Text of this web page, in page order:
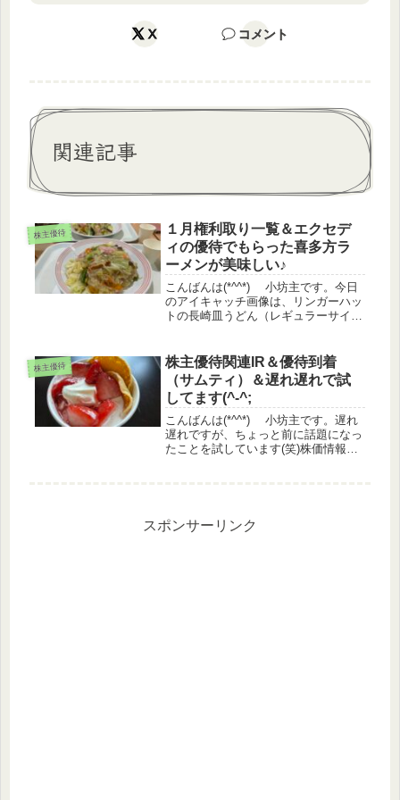
X コメント
関連記事
株主優待
１月権利取り一覧＆エクセデ
ィの優待でもらった喜多方ラ
ーメンが美味しい♪
こんばんは(*^^*) 小坊主です。今日
のアイキャッチ画像は、リンガーハッ
トの長崎皿うどん（レギュラーサイ
しかったですが……お腹いっぱいで、
デブまっしぐらです(^-^;...
株主優待
株主優待関連IR＆優待到着
（サムティ）＆遅れ遅れで試
してます(^-^;
こんばんは(*^^*) 小坊主です。遅れ
遅れですが、ちょっと前に話題になっ
たことを試しています(笑)株価情報日
スポンサーリンク